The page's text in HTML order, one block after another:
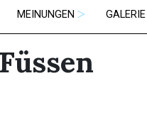
MEINUNGEN GALERIE